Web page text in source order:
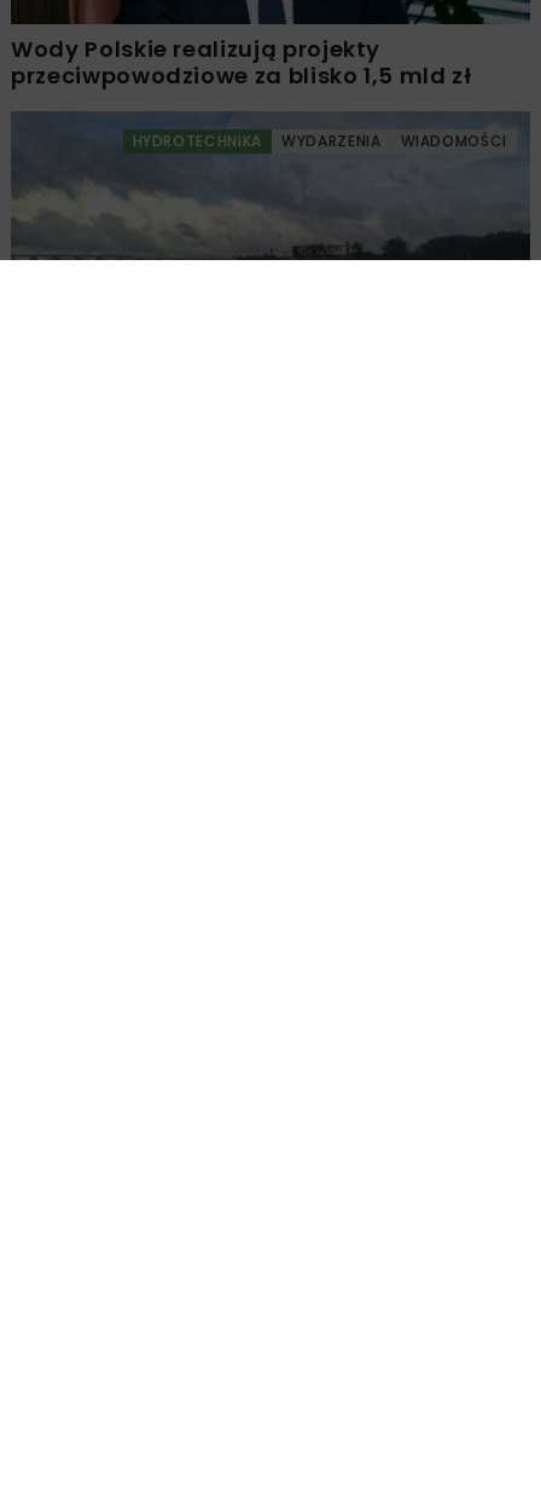
Wody Polskie realizują projekty
przeciwpowodziowe za blisko 1,5 mld zł
HYDROTECHNIKA WYDARZENIA WIADOMOŚCI